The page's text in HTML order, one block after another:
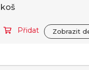
Zobrazit
Přidat